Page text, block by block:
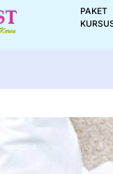
PAKET